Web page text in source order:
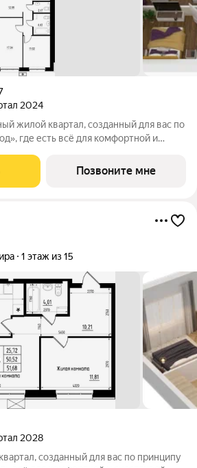
2024
жилой квартал, созданный для вас по
где есть всё для комфортной и
с разнообразием учреждений
Позвоните мне
1 этаж из 15
2028
созданный для вас по принципу